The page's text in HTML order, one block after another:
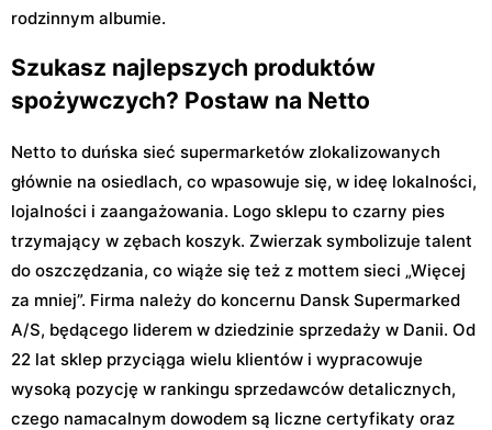
rodzinnym albumie.
Szukasz najlepszych produktów
spożywczych? Postaw na Netto
Netto to duńska sieć supermarketów zlokalizowanych
głównie na osiedlach, co wpasowuje się, w ideę lokalności,
lojalności i zaangażowania. Logo sklepu to czarny pies
trzymający w zębach koszyk. Zwierzak symbolizuje talent
do oszczędzania, co wiąże się też z mottem sieci „Więcej
za mniej”. Firma należy do koncernu Dansk Supermarked
A/S, będącego liderem w dziedzinie sprzedaży w Danii. Od
22 lat sklep przyciąga wielu klientów i wypracowuje
wysoką pozycję w rankingu sprzedawców detalicznych,
czego namacalnym dowodem są liczne certyfikaty oraz